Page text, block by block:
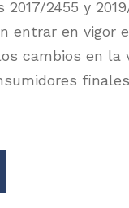
2455 y
entrar en vigor
cambios en la